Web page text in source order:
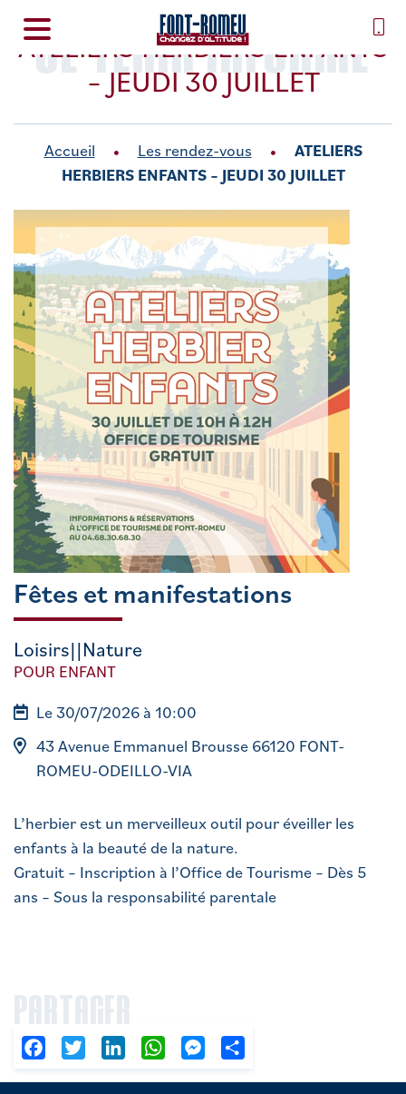
SE TENIR INFORMÉ
ATELIERS HERBIERS ENFANTS
– JEUDI 30 JUILLET
Accueil Les rendez-vous
ATELIERS
HERBIERS ENFANTS – JEUDI 30 JUILLET
Fêtes et manifestations
Loisirs||Nature
POUR ENFANT
Le 30/07/2026 à 10:00
43 Avenue Emmanuel Brousse 66120 FONT-
ROMEU-ODEILLO-VIA
L’herbier est un merveilleux outil pour éveiller les
enfants à la beauté de la nature.
Gratuit – Inscription à l’Office de Tourisme – Dès 5
ans – Sous la responsabilité parentale
PARTAGER
FacebookTwitter LinkedIn WhatsAppMessenger